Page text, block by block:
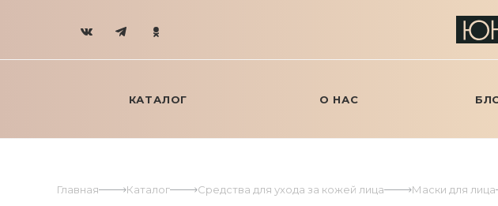
КАТАЛОГ О НАС
Главная Каталог Средства для ухода за кожей лица Маски для лица